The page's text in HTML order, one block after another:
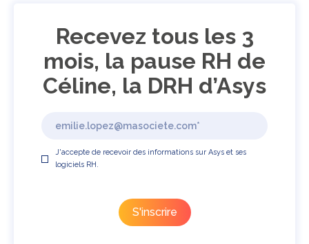
Recevez tous les 3
mois, la pause RH de
Céline, la DRH d’Asys
J'accepte de recevoir des informations sur Asys et ses
logiciels RH.